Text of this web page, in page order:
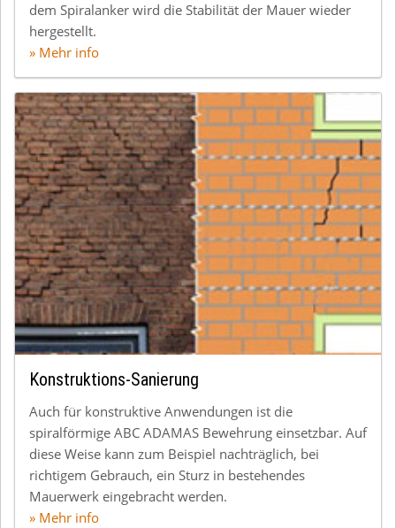
dem Spiralanker wird die Stabilität der Mauer wieder
hergestellt.
» Mehr info
Konstruktions-Sanierung
Auch für konstruktive Anwendungen ist die
spiralförmige ABC ADAMAS Bewehrung einsetzbar. Auf
diese Weise kann zum Beispiel nachträglich, bei
richtigem Gebrauch, ein Sturz in bestehendes
Mauerwerk eingebracht werden.
» Mehr info